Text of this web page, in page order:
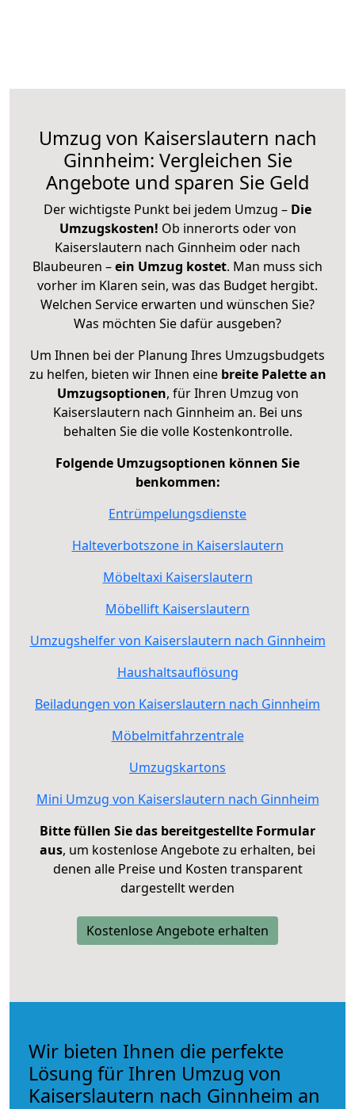
Umzug von Kaiserslautern nach
Ginnheim: Vergleichen Sie
Angebote und sparen Sie Geld
Der wichtigste Punkt bei jedem Umzug – Die
Umzugskosten! Ob innerorts oder von
Kaiserslautern nach Ginnheim oder nach
Blaubeuren –ein Umzug kostet. Man muss sich
vorher im Klaren sein, was das Budget hergibt.
Welchen Service erwarten und wünschen Sie?
Was möchten Sie dafür ausgeben?
Um Ihnen bei der Planung Ihres Umzugsbudgets
zu helfen, bieten wir Ihnen eine breite Palette an
Umzugsoptionen, für Ihren Umzug von
Kaiserslautern nach Ginnheim an. Bei uns
behalten Sie die volle Kostenkontrolle.
Folgende Umzugsoptionen können Sie
benkommen:
Entrümpelungsdienste
Halteverbotszone in Kaiserslautern
Möbeltaxi Kaiserslautern
Möbellift Kaiserslautern
Umzugshelfer von Kaiserslautern nach Ginnheim
Haushaltsauflösung
Beiladungen von Kaiserslautern nach Ginnheim
Möbelmitfahrzentrale
Umzugskartons
Mini Umzug von Kaiserslautern nach Ginnheim
Bitte füllen Sie das bereitgestellte Formular
aus, um kostenlose Angebote zu erhalten, bei
denen alle Preise und Kosten transparent
dargestellt werden
Kostenlose Angebote erhalten
Wir bieten Ihnen die perfekte
Lösung für Ihren Umzug von
Kaiserslautern nach Ginnheim an